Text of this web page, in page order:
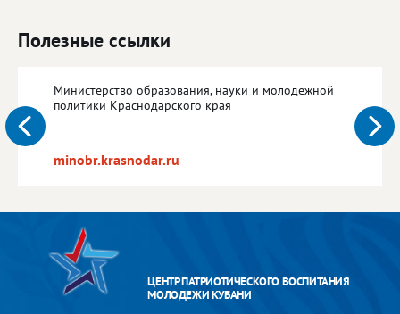
Полезные ссылки
Министерство образования, науки и молодежной
политики Краснодарского края
minobr.krasnodar.ru
ЦЕНТР ПАТРИОТИЧЕСКОГО ВОСПИТАНИЯ
МОЛОДЕЖИ КУБАНИ